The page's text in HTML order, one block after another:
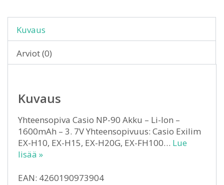
Kuvaus
Arviot (0)
Kuvaus
Yhteensopiva Casio NP-90 Akku – Li-Ion –
1600mAh – 3. 7V Yhteensopivuus: Casio Exilim
EX-H10, EX-H15, EX-H20G, EX-FH100… Lue
lisää »
EAN: 4260190973904